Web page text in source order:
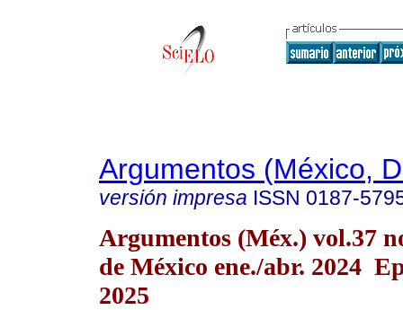
Argumentos (México,
versión impresa ISSN 0187-
Argumentos (Méx.) vol.37
de México ene./abr. 2024
2025